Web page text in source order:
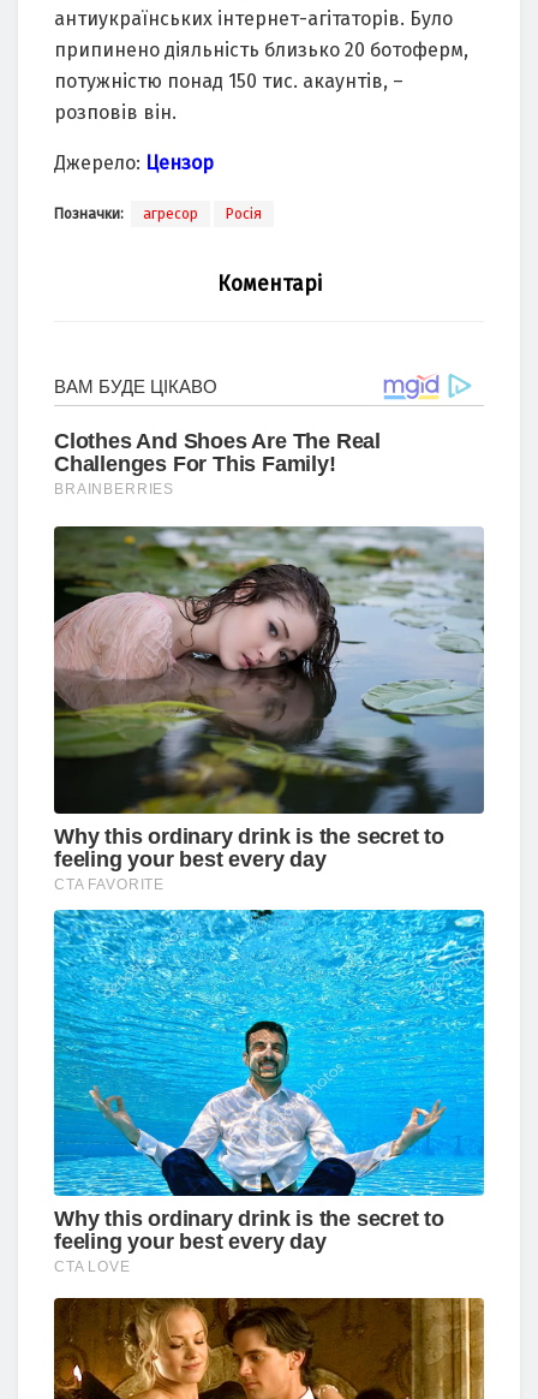
антиукраїнських інтернет-агітаторів. Було
припинено діяльність близько 20 ботоферм,
потужністю понад 150 тис. акаунтів, –
розповів він.
Джерело: Цензор
Позначки: агресор Росія
Коментарі